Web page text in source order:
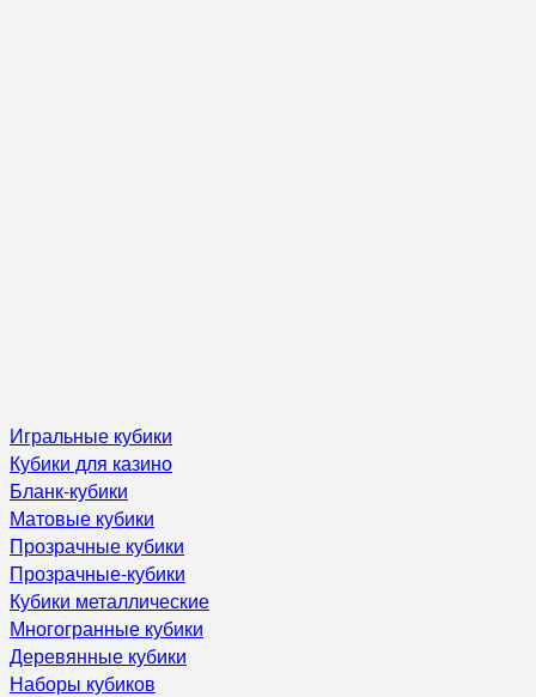
Игральные кубики
Кубики для казино
Бланк-кубики
Матовые кубики
Прозрачные кубики
Прозрачные-кубики
Кубики металлические
Многогранные кубики
Деревянные кубики
Наборы кубиков